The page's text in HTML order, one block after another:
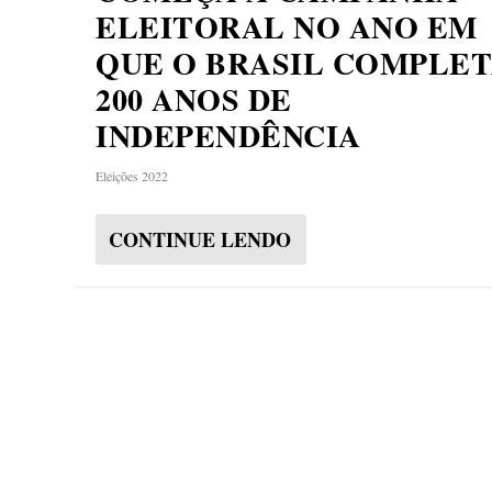
ELEITORAL NO ANO EM
QUE O BRASIL
200 ANOS DE
INDEPENDÊNCIA
Eleições 2022
CONTINUE LENDO